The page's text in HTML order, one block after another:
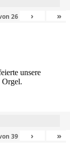
26 › »
unsere
Orgel.
39 › »